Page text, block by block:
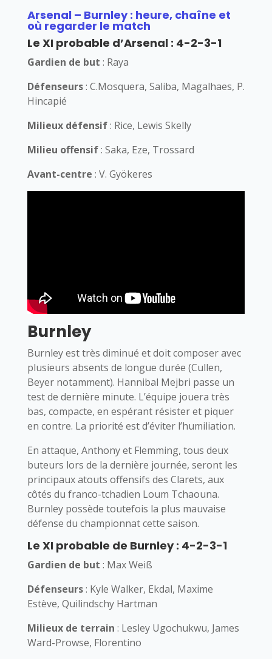
Arsenal – Burnley : heure, chaîne et
où regarder le match
Le XI probable d’Arsenal : 4-2-3-1
Gardien de but : Raya
Défenseurs: C.Mosquera, Saliba, Magalhaes, P.
Hincapié
Milieux défensif: Rice, Lewis Skelly
Milieu offensif: Saka, Eze, Trossard
Avant-centre : V. Gyökeres
Burnley
Burnley est très diminué et doit composer avec
plusieurs absents de longue durée (Cullen,
Beyer notamment). Hannibal Mejbri passe un
test de dernière minute. L’équipe jouera très
bas, compacte, en espérant résister et piquer
en contre. La priorité est d’éviter l’humiliation.
En attaque, Anthony et Flemming, tous deux
buteurs lors de la dernière journée, seront les
principaux atouts offensifs des Clarets, aux
côtés du franco-tchadien Loum Tchaouna.
Burnley possède toutefois la plus mauvaise
défense du championnat cette saison.
Le XI probable de Burnley : 4-2-3-1
Gardien de but : Max Weiß
Défenseurs: Kyle Walker, Ekdal, Maxime
Estève, Quilindschy Hartman
Milieux de terrain : Lesley Ugochukwu, James
Ward-Prowse, Florentino